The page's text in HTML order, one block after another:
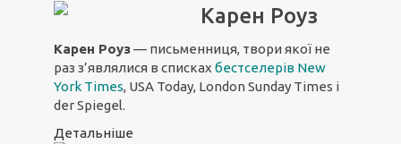
Карен Роуз
Карен Роуз— письменниця, твори якої не
раз з’являлися в списках бестселерів New
York Times, USA Today, London Sunday Times і
der Spiegel.
Детальніше